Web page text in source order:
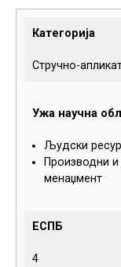
Категорија
Стручно-
Ужа научна
Људски
Производни и
менаџмент
ЕСПБ
4